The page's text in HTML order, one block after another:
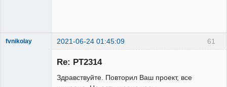
61
fvnikolay 2021-06-24 01:45:09
Re: PT2314
Здравствуйте. Повторил Ваш проект, все